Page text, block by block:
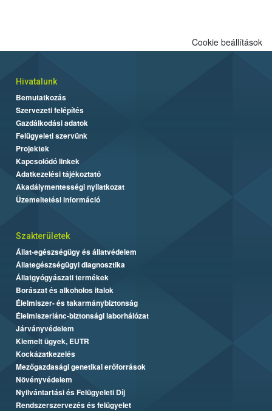
Cookie beállítások
Hivatalunk
Bemutatkozás
Szervezeti felépítés
Gazdálkodási adatok
Felügyeleti szervünk
Projektek
Kapcsolódó linkek
Adatkezelési tájékoztató
Akadálymentességi nyilatkozat
Üzemeltetési információ
Szakterületek
Állat-egészségügy és állatvédelem
Állategészségügyi diagnosztika
Állatgyógyászati termékek
Borászat és alkoholos italok
Élelmiszer- és takarmánybiztonság
Élelmiszerlánc-biztonsági laborhálózat
Járványvédelem
Kiemelt ügyek, EUTR
Kockázatkezelés
Mezőgazdasági genetikai erőforrások
Növényvédelem
Nyilvántartási és Felügyeleti Díj
Rendszerszervezés és felügyelet